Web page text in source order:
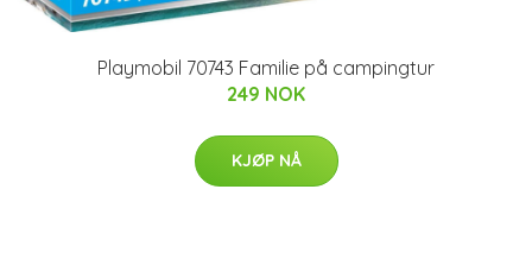
Playmobil 70743 Familie på campingtur
249 NOK
KJØP NÅ